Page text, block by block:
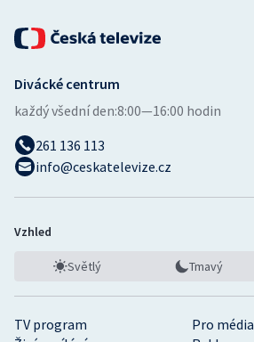
TV program
Pro média
Divácké centrum
každý všední den:8:00—16:00 hodin
261 136 113
info@ceskatelevize.cz
Vzhled
Světlý Tmavý